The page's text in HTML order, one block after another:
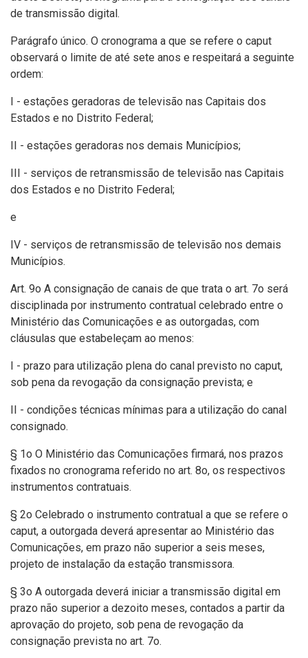
de transmissão digital.
Parágrafo único. O cronograma a que se refere o caput
observará o limite de até sete anos e respeitará a seguinte
ordem:
I - estações geradoras de televisão nas Capitais dos
Estados e no Distrito Federal;
II - estações geradoras nos demais Municípios;
III - serviços de retransmissão de televisão nas Capitais
dos Estados e no Distrito Federal;
e
IV - serviços de retransmissão de televisão nos demais
Municípios.
Art. 9o A consignação de canais de que trata o art. 7o será
disciplinada por instrumento contratual celebrado entre o
Ministério das Comunicações e as outorgadas, com
cláusulas que estabeleçam ao menos:
I - prazo para utilização plena do canal previsto no caput,
sob pena da revogação da consignação prevista; e
II - condições técnicas mínimas para a utilização do canal
consignado.
§ 1o O Ministério das Comunicações firmará, nos prazos
fixados no cronograma referido no art. 8o, os respectivos
instrumentos contratuais.
§ 2o Celebrado o instrumento contratual a que se refere o
caput, a outorgada deverá apresentar ao Ministério das
Comunicações, em prazo não superior a seis meses,
projeto de instalação da estação transmissora.
§ 3o A outorgada deverá iniciar a transmissão digital em
prazo não superior a dezoito meses, contados a partir da
aprovação do projeto, sob pena de revogação da
consignação prevista no art. 7o.